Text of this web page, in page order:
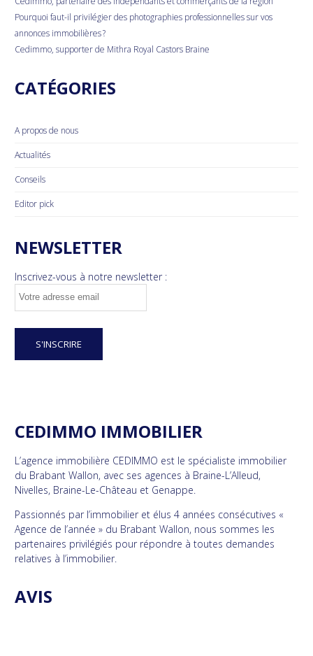
Pourquoi faut-il privilégier des photographies professionnelles sur vos
annonces immobilières ?
Cedimmo, supporter de Mithra Royal Castors Braine
CATÉGORIES
A propos de nous
Actualités
Conseils
Editor pick
NEWSLETTER
Inscrivez-vous à notre newsletter :
CEDIMMO IMMOBILIER
L’agence immobilière CEDIMMO est le spécialiste immobilier
du Brabant Wallon, avec ses agences à Braine-L’Alleud,
Nivelles, Braine-Le-Château et Genappe.
Passionnés par l’immobilier et élus 4 années consécutives «
Agence de l’année » du Brabant Wallon, nous sommes les
partenaires privilégiés pour répondre à toutes demandes
relatives à l’immobilier.
AVIS